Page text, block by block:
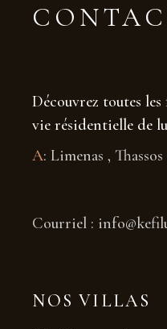
Découvrez toutes
vie résidentielle de
A: Limenas , Thassos
Courriel :
NOS VILLAS